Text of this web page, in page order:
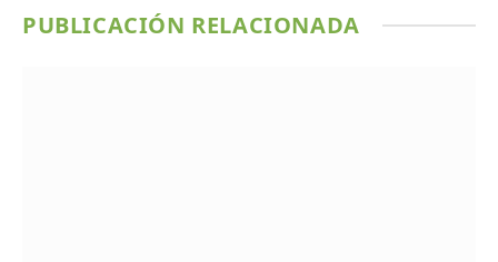
PUBLICACIÓN RELACIONADA